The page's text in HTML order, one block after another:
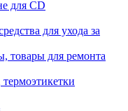
для CD
для ухода за
товары для ремонта
термоэтикетки